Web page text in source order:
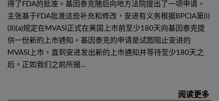
得了FDA的批准。基因泰克随后向地方法院提出了一项申请，
主张基于FDA批准这些补充和修改，安进有义务根据BPCIA第(l)
(8)(a)规定在MVASI正式在美国上市前至少180天向基因泰克提
供一份新的上市通知。基因泰克的申请是试图阻止安进的
MVASI上市，直到安进发出新的上市通知并等待至少180天之
后。正如我们之前所报…